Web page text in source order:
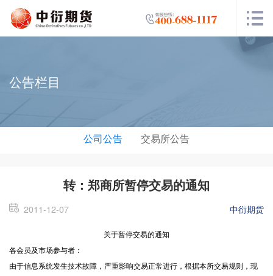
公告栏目
公司公告 交易所公告
转：郑商所暂停交易的通知
2011-12-07 中衍期货
关于暂停交易的通知
各会员及市场参与者：
由于信息系统发生技术故障，严重影响交易正常进行，根据本所交易规则，现